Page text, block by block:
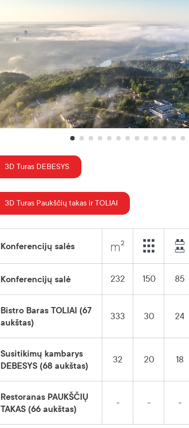
3D Turas DEBESYS
3D Turas Paukščių takas ir TOLIAI
Konferencijų salės
Konferencijų salė 232 150 85
Bistro Baras TOLIAI (67
aukštas)
333 30 24
Susitikimų kambarys
DEBESYS (68 aukštas)
32 20 18
Restoranas PAUKŠČIŲ
TAKAS (66 aukštas)
- - -